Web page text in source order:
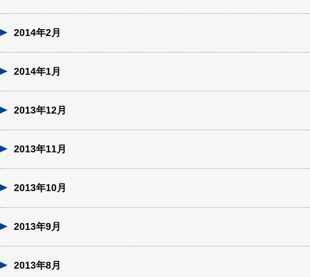
2014年2月
2014年1月
2013年12月
2013年11月
2013年10月
2013年9月
2013年8月